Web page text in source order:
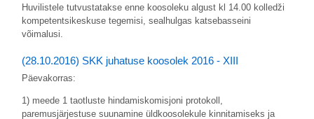
Huvilistele tutvustatakse enne koosoleku algust kl 14.00 kolledži
kompetentsikeskuse tegemisi, sealhulgas katsebasseini
võimalusi.
(28.10.2016) SKK juhatuse koosolek 2016 - XIII
Päevakorras:
1) meede 1 taotluste hindamiskomisjoni protokoll,
paremusjärjestuse suunamine üldkoosolekule kinnitamiseks ja